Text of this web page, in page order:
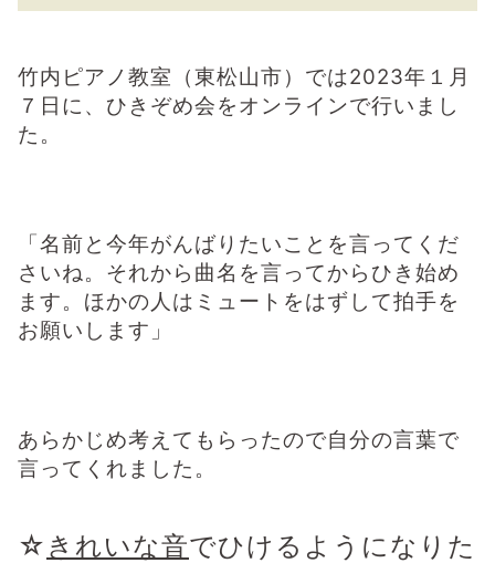
竹内ピアノ教室（東松山市）では2023年１月
７日に、ひきぞめ会をオンラインで行いまし
た。
「名前と今年がんばりたいことを言ってくだ
さいね。それから曲名を言ってからひき始め
ます。ほかの人はミュートをはずして拍手を
お願いします」
あらかじめ考えてもらったので自分の言葉で
言ってくれました。
☆ きれいな音でひけるようになりた